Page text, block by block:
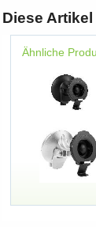
Diese
Ähnliche